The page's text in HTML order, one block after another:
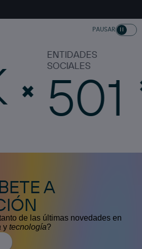
PAUSAR
ENTIDADES
SOCIALES
501
A
de las últimas novedades en
y tecnología?